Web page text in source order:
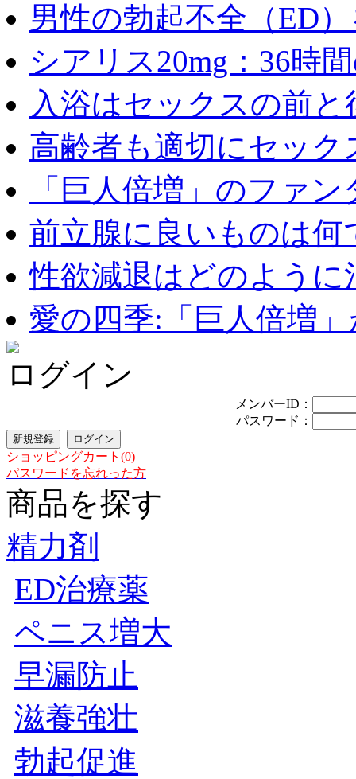
男性の勃起不全（ED
シアリス20mg：36時
入浴はセックスの前と
高齢者も適切にセック
「巨人倍増」のファ
前立腺に良いものは何
性欲減退はどのように
愛の四季:「巨人倍増
ログイン
メンバーID：
パスワード：
ショッピングカート(0)
パスワードを忘れった方
商品を探す
精力剤
ED治療薬
ペニス増大
早漏防止
滋養強壮
勃起促進